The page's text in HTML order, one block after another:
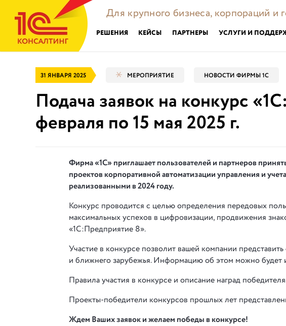
Для крупного бизнеса, корпораций и
РЕШЕНИЯ КЕЙСЫ ПАРТНЕРЫ УСЛУГИ И
31 ЯНВАРЯ 2025 МЕРОПРИЯТИЕ НОВОСТИ ФИРМЫ 1С
Подача заявок на конкурс
февраля по 15 мая 2025 г.
Фирма «1С» приглашает пользователей и партнеров
проектов корпоративной автоматизации управления и
реализованными в 2024 году.
Конкурс проводится с целью определения передовых
максимальных успехов в цифровизации, продвижения
«1С:Предприятие 8».
Участие в конкурсе позволит вашей компании
и ближнего зарубежья. Информацию об этом можно будет
Правила участия в конкурсе и описание наград
Проекты-победители конкурсов прошлых лет
Ждем Ваших заявок и желаем победы в конкурсе!